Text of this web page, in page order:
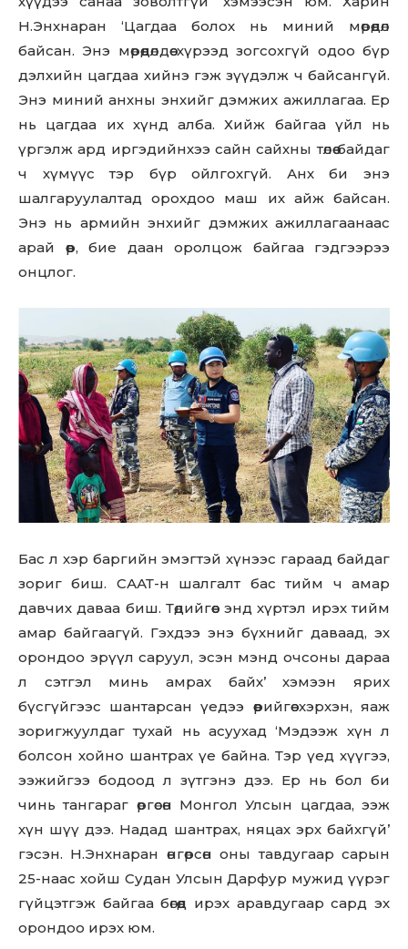
Don't miss
out!
Sing up for our newsletter
to stay in the loop.
SUBSCRIBE
Н.Энхнаран ‘Цагдаа болох нь миний мөрөөдөл
байсан. Энэ мөрөөдөлдөө хүрээд зогсохгүй одоо бүр
дэлхийн цагдаа хийнэ гэж зүүдэлж ч байсангүй.
Энэ миний анхны энхийг дэмжих ажиллагаа. Ер
нь цагдаа их хүнд алба. Хийж байгаа үйл нь
үргэлж ард иргэдийнхээ сайн сайхны төлөө байдаг
ч хүмүүс тэр бүр ойлгохгүй. Анх би энэ
шалгаруулалтад орохдоо маш их айж байсан.
Энэ нь армийн энхийг дэмжих ажиллагаанаас
арай өөр, бие даан оролцож байгаа гэдгээрээ
онцлог.
Бас л хэр баргийн эмэгтэй хүнээс гараад байдаг
зориг биш. СААТ-н шалгалт бас тийм ч амар
давчих даваа биш. Төдийгөөс энд хүртэл ирэх тийм
амар байгаагүй. Гэхдээ энэ бүхнийг даваад, эх
орондоо эрүүл саруул, эсэн мэнд очсоны дараа
л сэтгэл минь амрах байх’ хэмээн ярих
бүсгүйгээс шантарсан үедээ өөрийгөө хэрхэн, яаж
зоригжуулдаг тухай нь асуухад ‘Мэдээж хүн л
болсон хойно шантрах үе байна. Тэр үед хүүгээ,
ээжийгээ бодоод л зүтгэнэ дээ. Ер нь бол би
чинь тангараг өргөсөн Монгол Улсын цагдаа, ээж
хүн шүү дээ. Надад шантрах, няцах эрх байхгүй’
гэсэн. Н.Энхнаран өнгөрсөн оны тавдугаар сарын
25-наас хойш Судан Улсын Дарфур мужид үүрэг
гүйцэтгэж байгаа бөгөөд ирэх аравдугаар сард эх
орондоо ирэх юм.